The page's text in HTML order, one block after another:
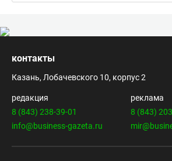
контакты
Казань, Лобачевского 10, корпус 2
редакция
8 (843) 238-39-01
info@business-gazeta.ru
реклама
8 (843)